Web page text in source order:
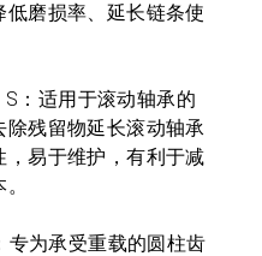
磨损率、延长链条使
：适用于滚动轴承的
残留物延长滚动轴承
易于维护，有利于减
专为承受重载的圆柱齿